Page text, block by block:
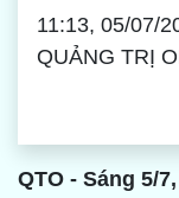
11:13, 05/07/
QUẢNG TRỊ
QTO - Sáng 5/